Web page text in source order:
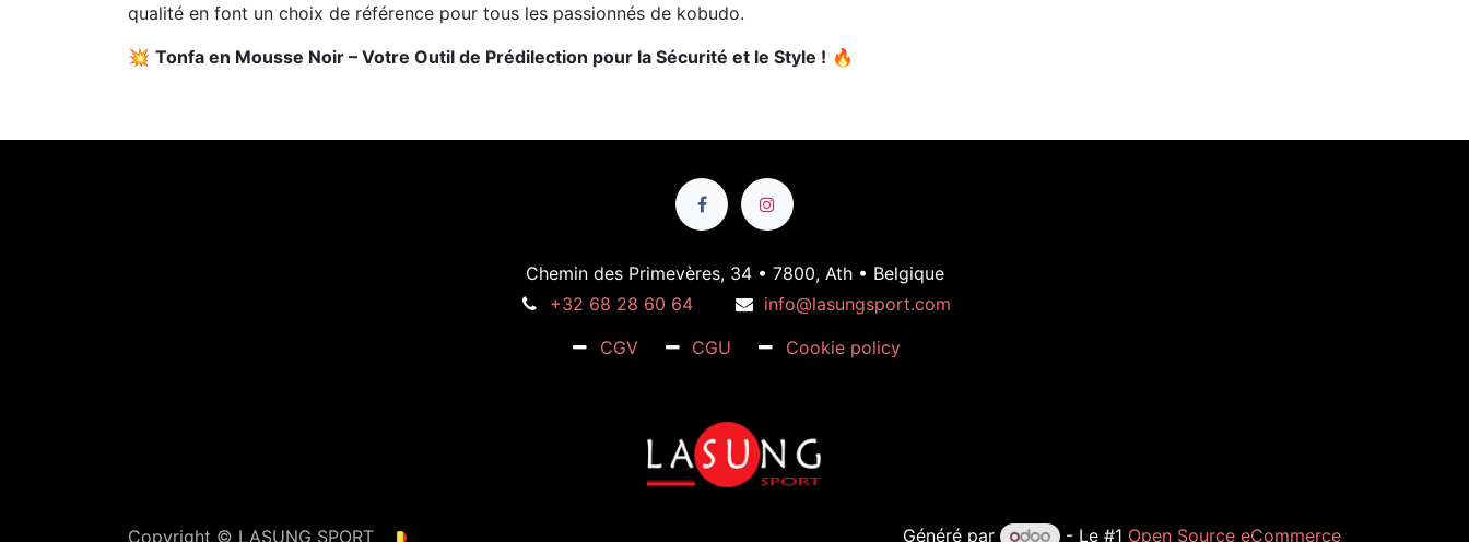
qualité en font un choix de référence pour tous les passionnés de kobudo.
💥 Tonfa en Mousse Noir – Votre Outil de Prédilection pour la Sécurité et le Style ! 🔥
Chemin des Primevères, 34 • 7800, Ath • Belgique
+32 68 28 60 64
info@lasungsport.com
CGV
CGU Cookie policy
Copyright © LASUNG SPORT Généré par - Le #1 Open Source eCommerce